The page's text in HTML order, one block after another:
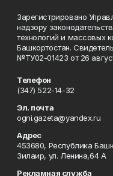
Зарегистрировано
надзору
технологий и массовых
Башкортостан.
№ТУ02-01423 от 26
Телефон
(347) 522-14-32
Эл. почта
ogni.gazeta@yandex.ru
Адрес
453680, Республика
Зилаир, ул. Ленина,64 А
Рекламная служба